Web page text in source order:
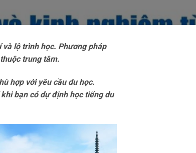
lộ trình học. Phương pháp
trung tâm.
hợp với yêu cầu du học.
bạn có dự định học tiếng du